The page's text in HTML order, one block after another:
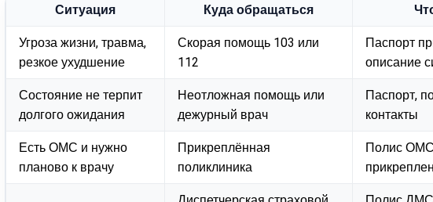
Ситуация Куда обращаться
Угроза жизни, травма,
резкое ухудшение
Скорая помощь 103 или
112
Паспорт
описание
Состояние не терпит
долгого ожидания
Неотложная помощь или
дежурный врач
Паспорт,
контакты
Есть ОМС и нужно
планово к врачу
Прикреплённая
поликлиника
Полис